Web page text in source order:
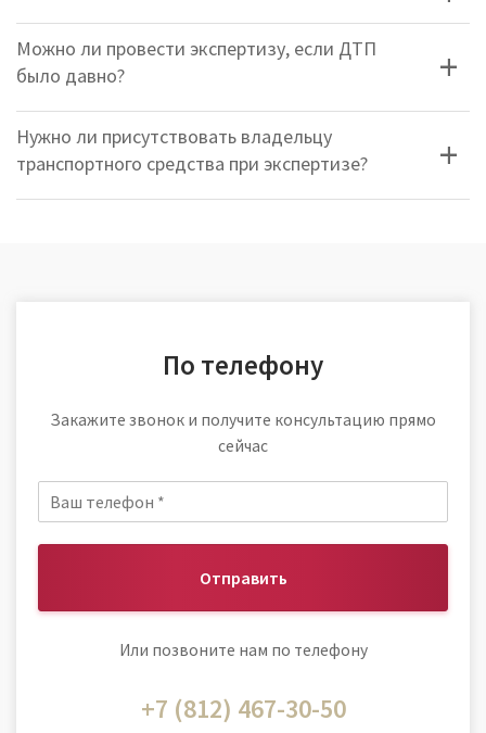
Можно ли провести экспертизу, если ДТП
было давно?
Нужно ли присутствовать владельцу
транспортного средства при экспертизе?
По телефону
Закажите звонок и получите консультацию прямо
сейчас
Отправить
Или позвоните нам по телефону
+7 (812) 467-30-50